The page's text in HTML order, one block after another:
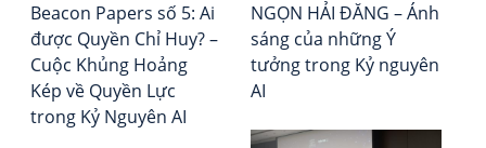
Beacon Papers số 5: Ai
được Quyền Chỉ Huy? –
Cuộc Khủng Hoảng
Kép về Quyền Lực
trong Kỷ Nguyên AI
NGỌN HẢI ĐĂNG – Ánh
sáng của những Ý
tưởng trong Kỷ nguyên
AI